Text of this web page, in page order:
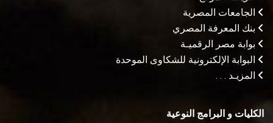
الجامعات المصرية
بنك المعرفة المصري
بوابة مصر الرقميـة
البوابة الإلكترونية للشكاوى الموحدة
المزيـد . . .
الكليات و البرامج النوعية